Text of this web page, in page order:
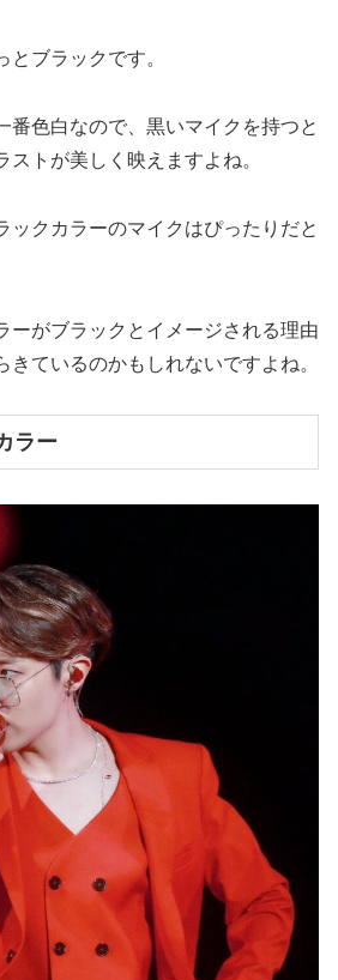
とブラックです。
番色白なので、黒いマイクを持つと
ストが美しく映えますよね。
ックカラーのマイクはぴったりだと
ーがブラックとイメージされる理由
きているのかもしれないですよね。
ラー